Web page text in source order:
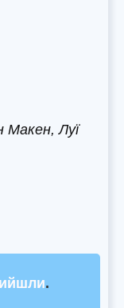
Макен, Луї
.